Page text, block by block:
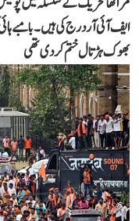
ایف آئی آر درج کی ہیں۔ بامبے
بھوک ہڑتال ختم کر دی تھی